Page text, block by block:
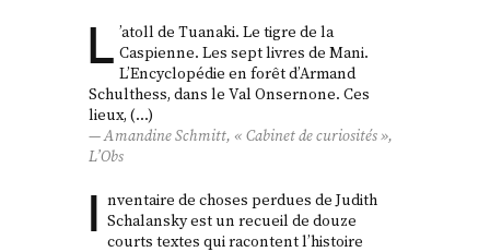
L ’atoll de Tuanaki. Le tigre de la
Caspienne. Les sept livres de Mani.
L’Encyclopédie en forêt d’Armand
Schulthess, dans le Val Onsernone. Ces
lieux, (…)
Amandine Schmitt, « Cabinet de curiosités »,
L’Obs
I nventaire de choses perdues de Judith
Schalansky est un recueil de douze
courts textes qui racontent l’histoire